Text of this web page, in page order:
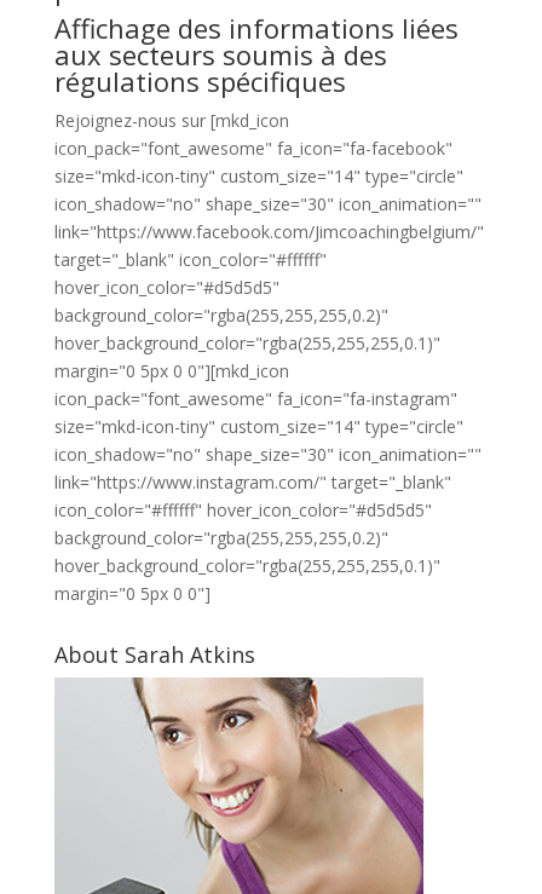
Affichage des informations liées
aux secteurs soumis à des
régulations spécifiques
Rejoignez-nous sur [mkd_icon
icon_pack="font_awesome" fa_icon="fa-facebook"
size="mkd-icon-tiny" custom_size="14" type="circle"
icon_shadow="no" shape_size="30" icon_animation=""
link="https://www.facebook.com/Jimcoachingbelgium/"
target="_blank" icon_color="#ffffff"
hover_icon_color="#d5d5d5"
background_color="rgba(255,255,255,0.2)"
hover_background_color="rgba(255,255,255,0.1)"
margin="0 5px 0 0"][mkd_icon
icon_pack="font_awesome" fa_icon="fa-instagram"
size="mkd-icon-tiny" custom_size="14" type="circle"
icon_shadow="no" shape_size="30" icon_animation=""
link="https://www.instagram.com/" target="_blank"
icon_color="#ffffff" hover_icon_color="#d5d5d5"
background_color="rgba(255,255,255,0.2)"
hover_background_color="rgba(255,255,255,0.1)"
margin="0 5px 0 0"]
About Sarah Atkins